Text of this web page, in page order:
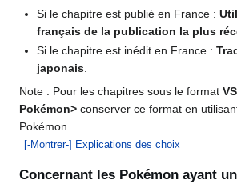
Si le chapitre est publié en France :
français de la publication la plus
Si le chapitre est inédit en France :
japonais
Note : Pour les chapitres sous le format
Pokémon> conserver ce format en
Pokémon.
[-Montrer-] Explications des choix
Concernant les Pokémon ayant